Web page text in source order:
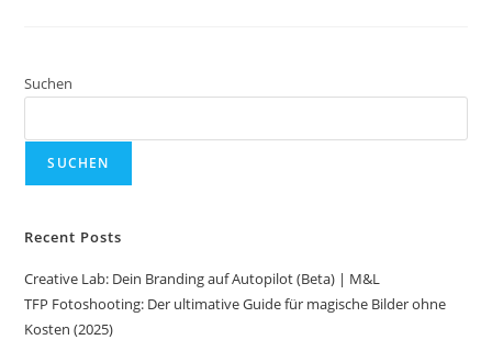
Suchen
SUCHEN
Recent Posts
Creative Lab: Dein Branding auf Autopilot (Beta) | M&L
TFP Fotoshooting: Der ultimative Guide für magische Bilder ohne
Kosten (2025)